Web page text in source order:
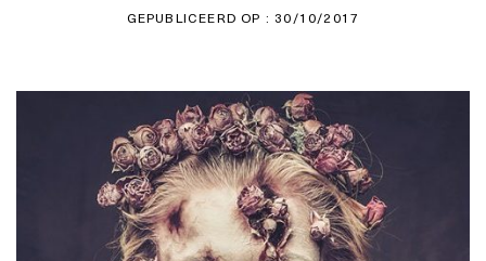
GEPUBLICEERD OP : 30/10/2017